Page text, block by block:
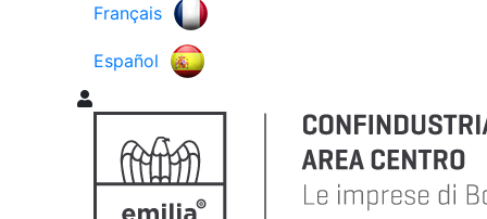
Français
Español